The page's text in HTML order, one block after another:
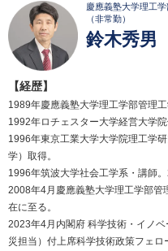
慶應義塾大学理工
（非常勤）
鈴木秀男
【経歴】
1989年慶應義塾大学理工学部管理工
1992年ロチェスター大学経営大学院
1996年東京工業大学大学院理工学
学）取得。
1996年筑波大学社会工学系・講師
2008年4月慶應義塾大学理工学部管
在に至る。
2023年4月内閣府 科学技術・イノ
災担当）付上席科学技術政策フェロ